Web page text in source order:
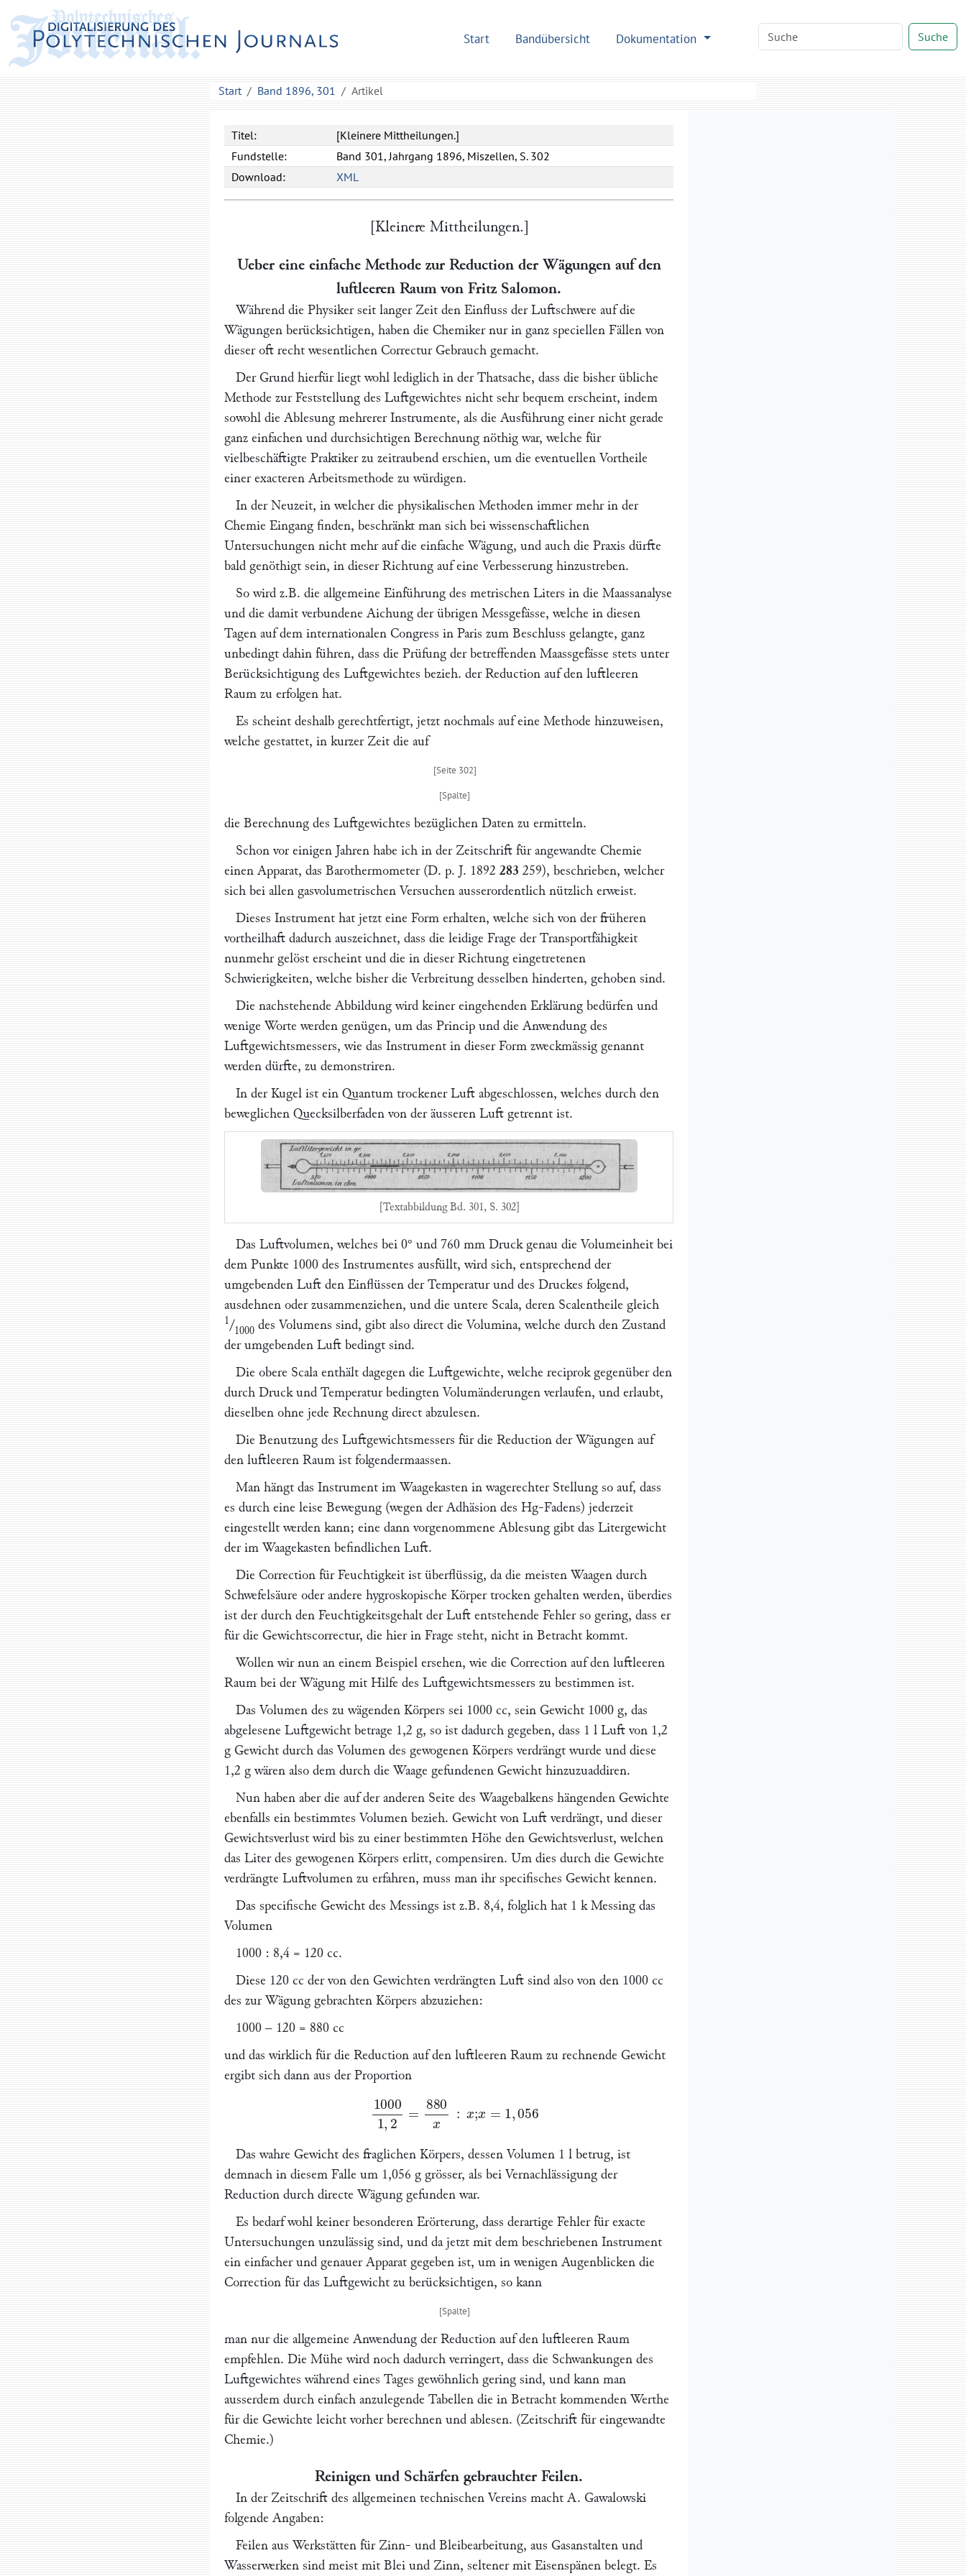
Start Bandübersicht Dokumentation Suche
Start Band 1896, 301 Artikel
Titel:
[Kleinere Mittheilungen.]
Fundstelle:
Band 301, Jahrgang 1896, Miszellen, S. 302
Download:
XML
[Kleinere Mittheilungen.]
Ueber eine einfache Methode zur Reduction der Wägungen auf den
luftleeren Raum von Fritz Salomon.
Während die Physiker seit langer Zeit den Einfluss der Luftschwere auf die
Wägungen berücksichtigen, haben die Chemiker nur in ganz speciellen Fällen von
dieser oft recht wesentlichen Correctur Gebrauch gemacht.
Der Grund hierfür liegt wohl lediglich in der Thatsache, dass die bisher übliche
Methode zur Feststellung des Luftgewichtes nicht sehr bequem erscheint, indem
sowohl die Ablesung mehrerer Instrumente, als die Ausführung einer nicht gerade
ganz einfachen und durchsichtigen Berechnung nöthig war, welche für
vielbeschäftigte Praktiker zu zeitraubend erschien, um die eventuellen Vortheile
einer exacteren Arbeitsmethode zu würdigen.
In der Neuzeit, in welcher die physikalischen Methoden immer mehr in der
Chemie Eingang finden, beschränkt man sich bei wissenschaftlichen
Untersuchungen nicht mehr auf die einfache Wägung, und auch die Praxis dürfte
bald genöthigt sein, in dieser Richtung auf eine Verbesserung hinzustreben.
So wird z.B. die allgemeine Einführung des metrischen Liters in die Maassanalyse
und die damit verbundene Aichung der übrigen Messgefässe, welche in diesen
Tagen auf dem internationalen Congress in Paris zum Beschluss gelangte, ganz
unbedingt dahin führen, dass die Prüfung der betreffenden Maassgefässe stets unter
Berücksichtigung des Luftgewichtes bezieh. der Reduction auf den luftleeren
Raum zu erfolgen hat.
Es scheint deshalb gerechtfertigt, jetzt nochmals auf eine Methode hinzuweisen,
welche gestattet, in kurzer Zeit die auf
die Berechnung des Luftgewichtes bezüglichen Daten zu ermitteln.
Schon vor einigen Jahren habe ich in der Zeitschrift für angewandte Chemie
einen Apparat, das Barothermometer (D. p. J. 1892 283 259), beschrieben, welcher
sich bei allen gasvolumetrischen Versuchen ausserordentlich nützlich erweist.
Dieses Instrument hat jetzt eine Form erhalten, welche sich von der früheren
vortheilhaft dadurch auszeichnet, dass die leidige Frage der Transportfähigkeit
nunmehr gelöst erscheint und die in dieser Richtung eingetretenen
Schwierigkeiten, welche bisher die Verbreitung desselben hinderten, gehoben sind.
Die nachstehende Abbildung wird keiner eingehenden Erklärung bedürfen und
wenige Worte werden genügen, um das Princip und die Anwendung des
Luftgewichtsmessers, wie das Instrument in dieser Form zweckmässig genannt
werden dürfte, zu demonstriren.
In der Kugel ist ein Quantum trockener Luft abgeschlossen, welches durch den
beweglichen Quecksilberfaden von der äusseren Luft getrennt ist.
[Textabbildung Bd. 301, S. 302]
Das Luftvolumen, welches bei 0° und 760 mm Druck genau die Volumeinheit bei
dem Punkte 1000 des Instrumentes ausfüllt, wird sich, entsprechend der
umgebenden Luft den Einflüssen der Temperatur und des Druckes folgend,
ausdehnen oder zusammenziehen, und die untere Scala, deren Scalentheile gleich
1 /1000 des Volumens sind, gibt also direct die Volumina, welche durch den Zustand
der umgebenden Luft bedingt sind.
Die obere Scala enthält dagegen die Luftgewichte, welche reciprok gegenüber den
durch Druck und Temperatur bedingten Volumänderungen verlaufen, und erlaubt,
dieselben ohne jede Rechnung direct abzulesen.
Die Benutzung des Luftgewichtsmessers für die Reduction der Wägungen auf
den luftleeren Raum ist folgendermaassen.
Man hängt das Instrument im Waagekasten in wagerechter Stellung so auf, dass
es durch eine leise Bewegung (wegen der Adhäsion des Hg-Fadens) jederzeit
eingestellt werden kann; eine dann vorgenommene Ablesung gibt das Litergewicht
der im Waagekasten befindlichen Luft.
Die Correction für Feuchtigkeit ist überflüssig, da die meisten Waagen durch
Schwefelsäure oder andere hygroskopische Körper trocken gehalten werden, überdies
ist der durch den Feuchtigkeitsgehalt der Luft entstehende Fehler so gering, dass er
für die Gewichtscorrectur, die hier in Frage steht, nicht in Betracht kommt.
Wollen wir nun an einem Beispiel ersehen, wie die Correction auf den luftleeren
Raum bei der Wägung mit Hilfe des Luftgewichtsmessers zu bestimmen ist.
Das Volumen des zu wägenden Körpers sei 1000 cc, sein Gewicht 1000 g, das
abgelesene Luftgewicht betrage 1,2 g, so ist dadurch gegeben, dass 1 l Luft von 1,2
g Gewicht durch das Volumen des gewogenen Körpers verdrängt wurde und diese
1,2 g wären also dem durch die Waage gefundenen Gewicht hinzuzuaddiren.
Nun haben aber die auf der anderen Seite des Waagebalkens hängenden Gewichte
ebenfalls ein bestimmtes Volumen bezieh. Gewicht von Luft verdrängt, und dieser
Gewichtsverlust wird bis zu einer bestimmten Höhe den Gewichtsverlust, welchen
das Liter des gewogenen Körpers erlitt, compensiren. Um dies durch die Gewichte
verdrängte Luftvolumen zu erfahren, muss man ihr specifisches Gewicht kennen.
Das specifische Gewicht des Messings ist z.B. 8,4, folglich hat 1 k Messing das
Volumen
1000 : 8,4 = 120 cc.
Diese 120 cc der von den Gewichten verdrängten Luft sind also von den 1000 cc
des zur Wägung gebrachten Körpers abzuziehen:
1000 – 120 = 880 cc
und das wirklich für die Reduction auf den luftleeren Raum zu rechnende Gewicht
ergibt sich dann aus der Proportion
1000
=880
Das wahre Gewicht des fraglichen Körpers, dessen Volumen 1 l betrug, ist
demnach in diesem Falle um 1,056 g grösser, als bei Vernachlässigung der
Reduction durch directe Wägung gefunden war.
Es bedarf wohl keiner besonderen Erörterung, dass derartige Fehler für exacte
Untersuchungen unzulässig sind, und da jetzt mit dem beschriebenen Instrument
ein einfacher und genauer Apparat gegeben ist, um in wenigen Augenblicken die
Correction für das Luftgewicht zu berücksichtigen, so kann
man nur die allgemeine Anwendung der Reduction auf den luftleeren Raum
empfehlen. Die Mühe wird noch dadurch verringert, dass die Schwankungen des
Luftgewichtes während eines Tages gewöhnlich gering sind, und kann man
ausserdem durch einfach anzulegende Tabellen die in Betracht kommenden Werthe
für die Gewichte leicht vorher berechnen und ablesen. (Zeitschrift für eingewandte
Chemie.)
Reinigen und Schärfen gebrauchter Feilen.
In der Zeitschrift des allgemeinen technischen Vereins macht A. Gawalowski
folgende Angaben:
Feilen aus Werkstätten für Zinn- und Bleibearbeitung, aus Gasanstalten und
Wasserwerken sind meist mit Blei und Zinn, seltener mit Eisenspänen belegt. Es